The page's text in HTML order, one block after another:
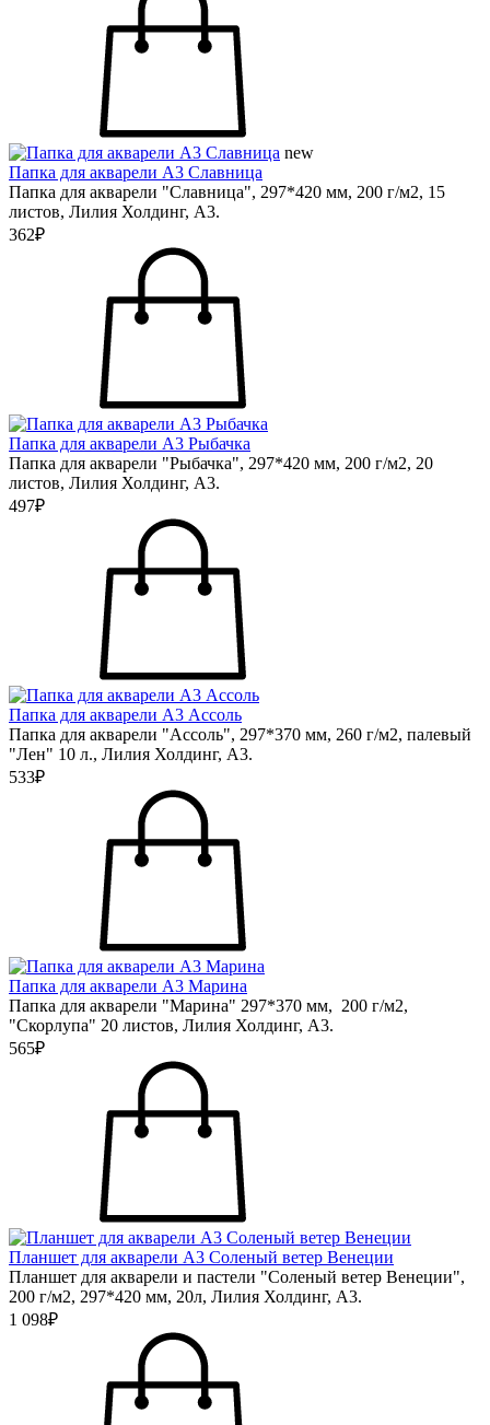
new
Папка для акварели А3 Славница
Папка для акварели "Славница", 297*420 мм, 200 г/м2, 15
листов, Лилия Холдинг, А3.
362₽
Папка для акварели А3 Рыбачка
Папка для акварели "Рыбачка", 297*420 мм, 200 г/м2, 20
листов, Лилия Холдинг, А3.
497₽
Папка для акварели А3 Ассоль
Папка для акварели "Ассоль", 297*370 мм, 260 г/м2, палевый
"Лен" 10 л., Лилия Холдинг, А3.
533₽
Папка для акварели А3 Марина
Папка для акварели "Марина" 297*370 мм, 200 г/м2,
"Скорлупа" 20 листов, Лилия Холдинг, А3.
565₽
Планшет для акварели А3 Соленый ветер Венеции
Планшет для акварели и пастели "Соленый ветер Венеции",
200 г/м2, 297*420 мм, 20л, Лилия Холдинг, А3.
1 098₽